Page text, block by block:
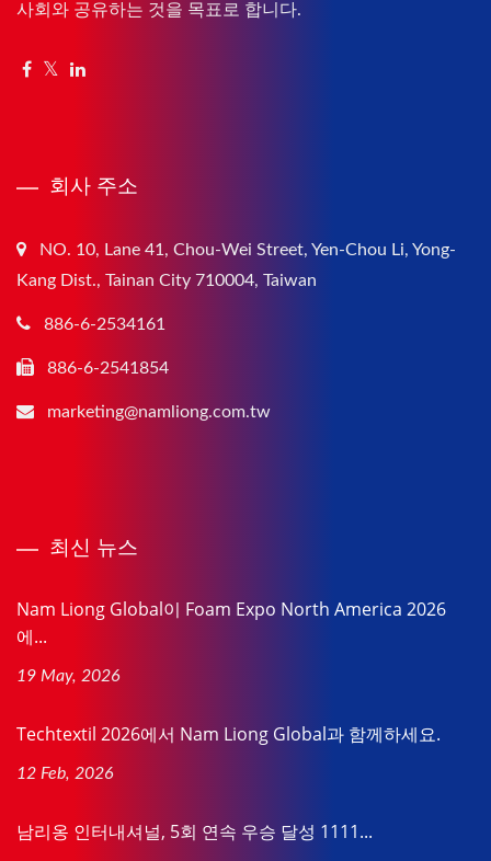
사회와 공유하는 것을 목표로 합니다.
회사 주소
NO. 10, Lane 41, Chou-Wei Street, Yen-Chou Li, Yong-
Kang Dist., Tainan City 710004, Taiwan
886-6-2534161
886-6-2541854
marketing@namliong.com.tw
최신 뉴스
Nam Liong Global이 Foam Expo North America 2026
에...
19 May, 2026
Techtextil 2026에서 Nam Liong Global과 함께하세요.
12 Feb, 2026
남리옹 인터내셔널, 5회 연속 우승 달성 1111...